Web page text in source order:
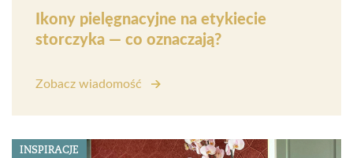
Ikony pielęgnacyjne na etykiecie
storczyka — co oznaczają?
Zobacz wiadomość
INSPIRACJE